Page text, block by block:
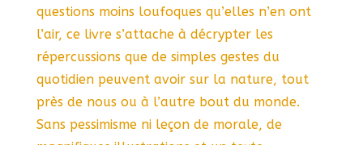
questions moins loufoques qu’elles n’en ont
l’air, ce livre s’attache à décrypter les
répercussions que de simples gestes du
quotidien peuvent avoir sur la nature, tout
près de nous ou à l’autre bout du monde.
Sans pessimisme ni leçon de morale, de